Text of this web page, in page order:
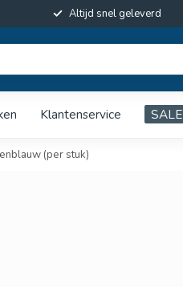
Altijd snel geleverd
Klantenservice SALE
(per stuk)